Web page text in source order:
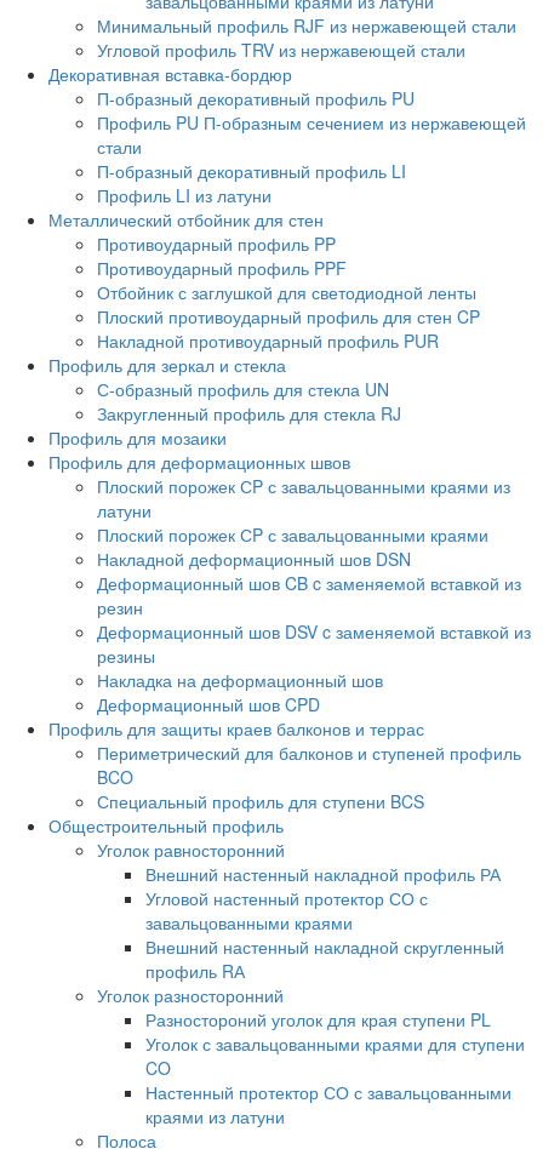
Минимальный профиль RJF из нержавеющей стали
Угловой профиль TRV из нержавеющей стали
Декоративная вставка-бордюр
П-образный декоративный профиль PU
Профиль PU П-образным сечением из нержавеющей
стали
П-образный декоративный профиль LI
Профиль LI из латуни
Металлический отбойник для стен
Противоударный профиль PP
Противоударный профиль PPF
Отбойник с заглушкой для светодиодной ленты
Плоский противоударный профиль для стен CP
Накладной противоударный профиль PUR
Профиль для зеркал и стекла
С-образный профиль для стекла UN
Закругленный профиль для стекла RJ
Профиль для мозаики
Профиль для деформационных швов
Плоский порожек СP с завальцованными краями из
латуни
Плоский порожек СP с завальцованными краями
Накладной деформационный шов DSN
Деформационный шов CB c заменяемой вставкой из
резин
Деформационный шов DSV c заменяемой вставкой из
резины
Накладка на деформационный шов
Деформационный шов CPD
Профиль для защиты краев балконов и террас
Периметрический для балконов и ступеней профиль
BCO
Специальный профиль для ступени BCS
Общестроительный профиль
Уголок равносторонний
Внешний настенный накладной профиль РА
Угловой настенный протектор СО с
завальцованными краями
Внешний настенный накладной скругленный
профиль RА
Уголок разносторонний
Разностороний уголок для края ступени PL
Уголок с завальцованными краями для ступени
CO
Настенный протектор СО с завальцованными
краями из латуни
Полоса